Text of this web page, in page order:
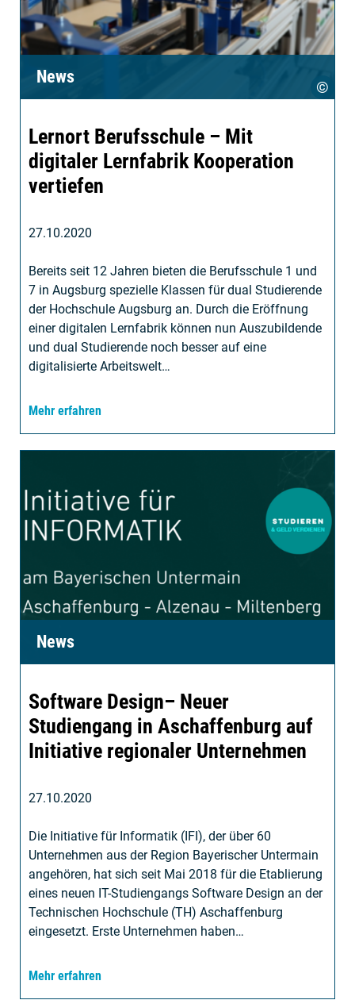
News
©
Lernort Berufsschule – Mit
digitaler Lernfabrik Kooperation
vertiefen
27.10.2020
Bereits seit 12 Jahren bieten die Berufsschule 1 und
7 in Augsburg spezielle Klassen für dual Studierende
der Hochschule Augsburg an. Durch die Eröffnung
einer digitalen Lernfabrik können nun Auszubildende
und dual Studierende noch besser auf eine
digitalisierte Arbeitswelt…
Mehr erfahren
News
Software Design– Neuer
Studiengang in Aschaffenburg auf
Initiative regionaler Unternehmen
27.10.2020
Die Initiative für Informatik (IFI), der über 60
Unternehmen aus der Region Bayerischer Untermain
angehören, hat sich seit Mai 2018 für die Etablierung
eines neuen IT-Studiengangs Software Design an der
Technischen Hochschule (TH) Aschaffenburg
eingesetzt. Erste Unternehmen haben…
Mehr erfahren